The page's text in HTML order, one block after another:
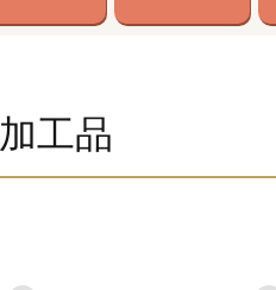
工品